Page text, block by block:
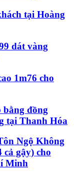
tại Hoàng
dát vàng
1m76 cho
bằng đồng
tại Thanh Hóa
Ngộ Không
cả gậy) cho
Minh